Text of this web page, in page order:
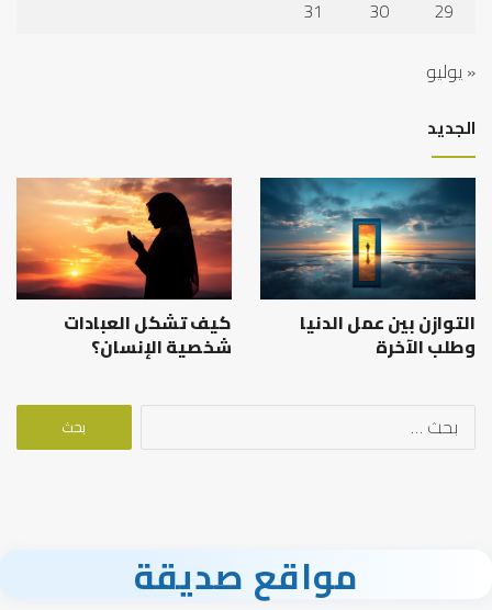
29
30
31
« يوليو
الجديد
التوازن بين عمل الدنيا
وطلب الآخرة
كيف تشكل العبادات
شخصية الإنسان؟
البحث
مواقع صديقة